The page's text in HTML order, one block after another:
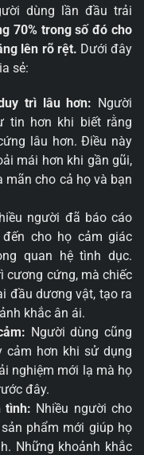
dùng lần đầu trải
70% trong số đó cho
lên rõ rệt. Dưới đây
sẻ:
trì lâu hơn: Người
tin hơn khi biết rằng
lâu hơn. Điều này
mái hơn khi gần gũi,
mãn cho cả họ và bạn
người đã báo cáo
cho họ cảm giác
quan hệ tình dục.
cương cứng, mà chiếc
đầu dương vật, tạo ra
khắc ân ái.
Người dùng cũng
cảm hơn khi sử dụng
nghiệm mới lạ mà họ
đây.
tình: Nhiều người cho
phẩm mới giúp họ
Những khoảnh khắc